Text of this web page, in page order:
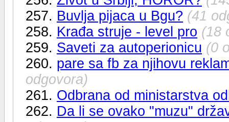
257. Buvlja pijaca u Bgu? (41
258. Krađa struje - level pro (18
259. Saveti za autoperionicu (0
260. pare sa fb za njihovu
odgovora)
261. Odbrana od ministarstva
262. Da li se ovako "muzu"